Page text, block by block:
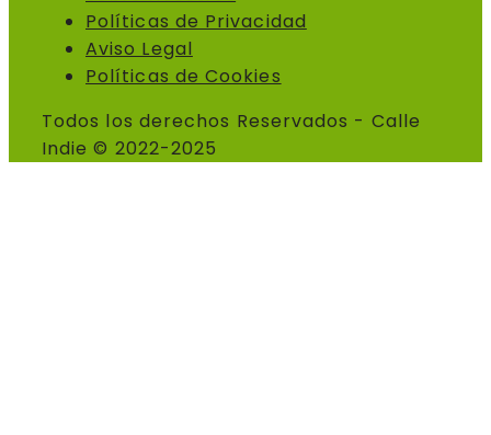
Políticas de Privacidad
Aviso Legal
Políticas de Cookies
Todos los derechos Reservados - Calle
Indie © 2022-2025